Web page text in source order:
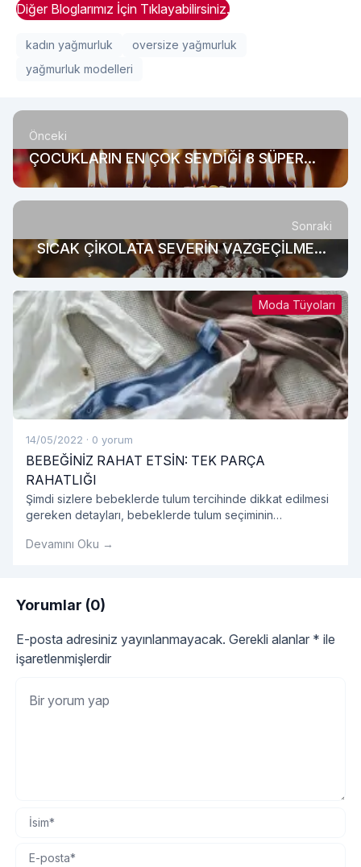
Diğer Bloglarımız İçin Tıklayabilirsiniz.
kadın yağmurluk
oversize yağmurluk
yağmurluk modelleri
Önceki
ÇOCUKLARIN EN ÇOK SEVDİĞİ 8 SÜPER
KAHRAMAN PASTASI
Sonraki
SICAK ÇİKOLATA SEVERİN VAZGEÇİLMEZİ:
KAŞIK ÇİKOLATA
Moda Tüyoları
14/05/2022 · 0 yorum
BEBEĞİNİZ RAHAT ETSİN: TEK PARÇA
RAHATLIĞI
Şimdi sizlere bebeklerde tulum tercihinde dikkat edilmesi
gereken detayları, bebeklerde tulum seçiminin
tüm detayları sırasıyla açıklayalım.
Devamını Oku →
Yorumlar (0)
E-posta adresiniz yayınlanmayacak. Gerekli alanlar * ile
işaretlenmişlerdir